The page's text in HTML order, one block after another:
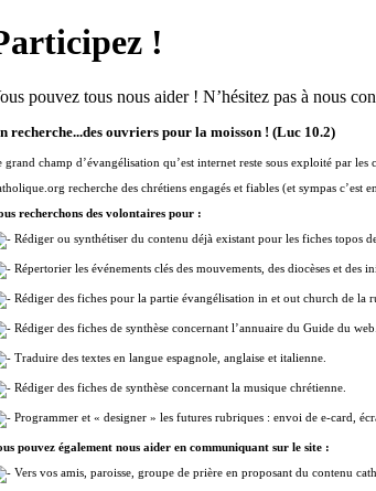
!
pouvez tous nous aider ! N’hésitez pas à nous
recherche...des ouvriers pour la moisson ! (Luc 10.2)
grand champ d’évangélisation qu’est internet reste sous exploité par les
recherche des chrétiens engagés et fiables (et sympas c’est
recherchons des volontaires pour :
Rédiger ou synthétiser du contenu déjà existant pour les fiches topos
Répertorier les événements clés des mouvements, des diocèses et des
Rédiger des fiches pour la partie évangélisation in et out church de la
Rédiger des fiches de synthèse concernant l’annuaire du Guide du web.
Traduire des textes en langue espagnole, anglaise et italienne.
Rédiger des fiches de synthèse concernant la musique chrétienne.
Programmer et « designer » les futures rubriques : envoi de e-card,
pouvez également nous aider en communiquant sur le site :
Vers vos amis, paroisse, groupe de prière en proposant du contenu